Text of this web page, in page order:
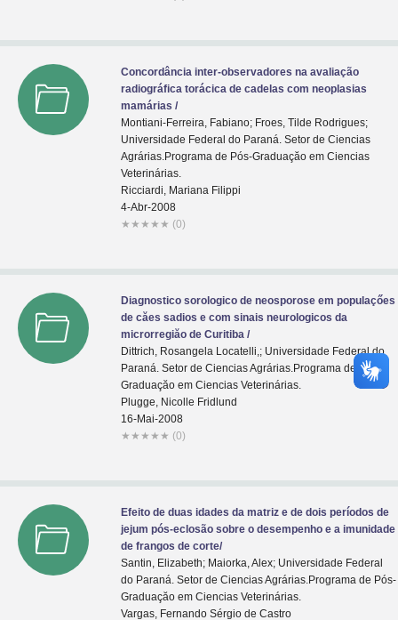
Concordância inter-observadores na avaliação
radiográfica torácica de cadelas com neoplasias
mamárias /
Montiani-Ferreira, Fabiano; Froes, Tilde Rodrigues;
Universidade Federal do Paraná. Setor de Ciencias
Agrárias.Programa de Pós-Graduaçăo em Ciencias
Veterinárias.
Ricciardi, Mariana Filippi
4-Abr-2008
★ ★ ★ ★ ★ (0)
Diagnostico sorologico de neosporose em populaçőes
de căes sadios e com sinais neurologicos da
microrregiăo de Curitiba /
Dittrich, Rosangela Locatelli,; Universidade Federal do
Paraná. Setor de Ciencias Agrárias.Programa de Pós-
Graduaçăo em Ciencias Veterinárias.
Plugge, Nicolle Fridlund
16-Mai-2008
★ ★ ★ ★ ★ (0)
Efeito de duas idades da matriz e de dois períodos de
jejum pós-eclosão sobre o desempenho e a imunidade
de frangos de corte/
Santin, Elizabeth; Maiorka, Alex; Universidade Federal
do Paraná. Setor de Ciencias Agrárias.Programa de Pós-
Graduaçăo em Ciencias Veterinárias.
Vargas, Fernando Sérgio de Castro